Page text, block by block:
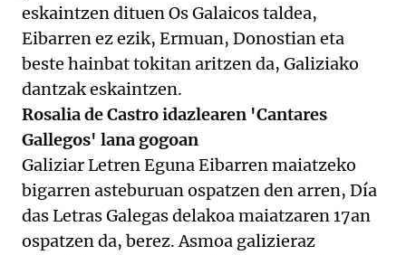
eskaintzen dituen Os Galaicos taldea,
Eibarren ez ezik, Ermuan, Donostian eta
beste hainbat tokitan aritzen da, Galiziako
dantzak eskaintzen.
Rosalia de Castro idazlearen 'Cantares
Gallegos' lana gogoan
Galiziar Letren Eguna Eibarren maiatzeko
bigarren asteburuan ospatzen den arren, Día
das Letras Galegas delakoa maiatzaren 17an
ospatzen da, berez. Asmoa galizieraz